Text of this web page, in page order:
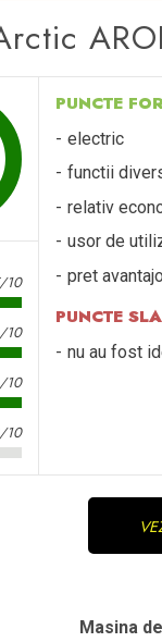
10
10
10
10
PUNCTE
electric
functii
relativ
usor de
pret
PUNCTE
nu au fost
Masina